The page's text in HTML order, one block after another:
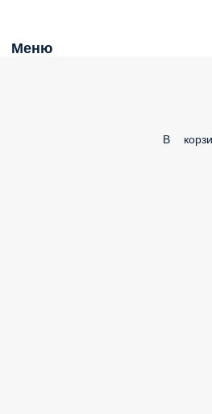
Меню
В